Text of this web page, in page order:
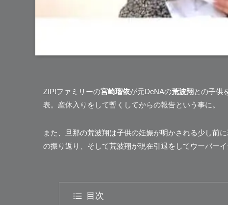
ZIP!ファミリーの宮崎瑠依が元DeNAの荒波翔との子供
表。産休入りをして暫くしてからの報告という事に。
また、旦那の荒波翔は子供の妊娠が明かされる少し前
の振り返り、そして荒波翔が現在引退をしてウーバー
目次